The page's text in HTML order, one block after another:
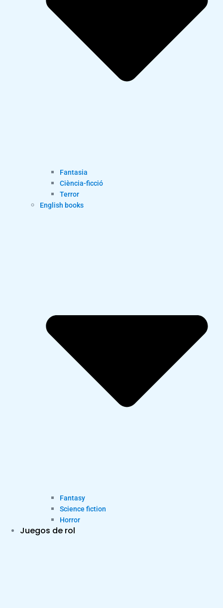
Fantasia
Ciència-ficció
Terror
English books
Fantasy
Science fiction
Horror
Juegos de rol